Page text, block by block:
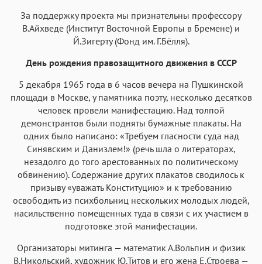
За поддержку проекта мы признательны профессору
В.Айхведе (Институт Восточной Европы в Бремене) и
Й.Зигерту (Фонд им. Г.Бёлля).
День рождения правозащитного движения в СССР
5 декабря 1965 года в 6 часов вечера на Пушкинской
площади в Москве, у памятника поэту, несколько десятков
человек провели манифестацию. Над толпой
демонстрантов были подняты бумажные плакаты. На
одних было написано: «Требуем гласности суда над
Синявским и Данизлем!» (речь шла о литераторах,
незадолго до того арестованных по политическому
обвинению). Содержание других плакатов сводилось к
призыву «уважать Конституцию» и к требованию
освободить из психбольниц нескольких молодых людей,
насильственно помещенных туда в связи с их участием в
подготовке этой манифестации.
Организаторы митинга — математик А.Вольпин и физик
В.Никольский, художник Ю.Титов и его жена Е.Строева —